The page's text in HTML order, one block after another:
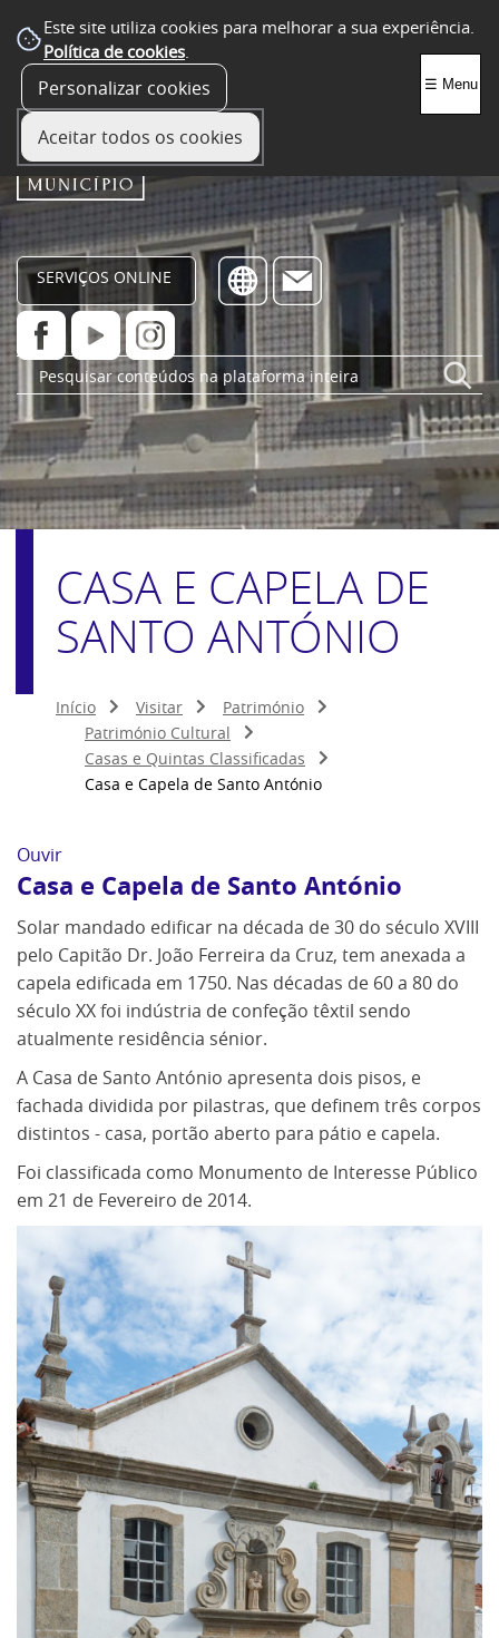
Este site utiliza cookies para melhorar a sua experiência.
Política de cookies.
Personalizar cookies
Aceitar todos os cookies
SERVIÇOS ONLINE
☰ Menu
CASA E CAPELA DE
SANTO ANTÓNIO
Início Visitar
Património
Património Cultural
Casas e Quintas Classificadas
Casa e Capela de Santo António
Ouvir
Casa e Capela de Santo António
Solar mandado edificar na década de 30 do século XVIII
pelo Capitão Dr. João Ferreira da Cruz, tem anexada a
capela edificada em 1750. Nas décadas de 60 a 80 do
século XX foi indústria de confeção têxtil sendo
atualmente residência sénior.
A Casa de Santo António apresenta dois pisos, e
fachada dividida por pilastras, que definem três corpos
distintos - casa, portão aberto para pátio e capela.
Foi classificada como Monumento de Interesse Público
em 21 de Fevereiro de 2014.